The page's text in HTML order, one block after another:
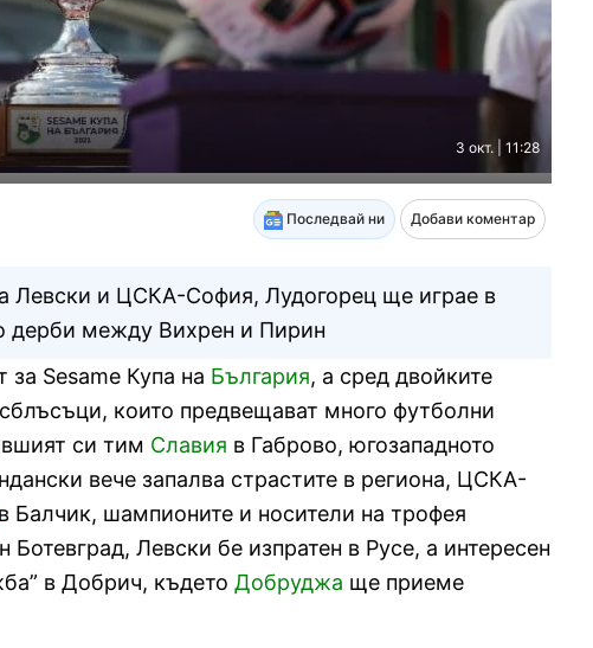
3 окт. | 11:28
Последвай ни Добави коментар
Левски и ЦСКА-София, Лудогорец ще играе в
дерби между Вихрен и Пирин
Sesame Купа на България, а сред двойките
които предвещават много футболни
си тим Славия в Габрово, югозападното
вече запалва страстите в региона, ЦСКА-
в Балчик, шампионите и носители на трофея
Левски бе изпратен в Русе, а интересен
в Добрич, където Добруджа ще приеме